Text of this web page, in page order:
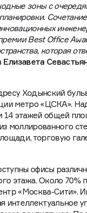
зоны с
Best Office
которая
Елизавета
Ходынский
метро «ЦСКА».
14 этажей общей
моллированного
торговую
офисы
этажа. Около
«Москва-Сити».
интеллектуальное